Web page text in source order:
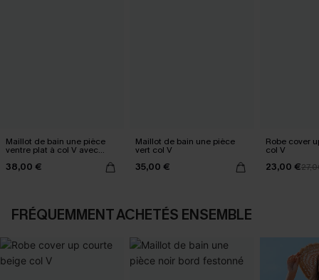
Maillot de bain une pièce
ventre plat à col V avec
Mesh power
38,00 €
Maillot de bain une pièce
vert col V
35,00 €
Robe cover
col V
23,00 €
FRÉQUEMMENT ACHETÉS ENSEMBLE